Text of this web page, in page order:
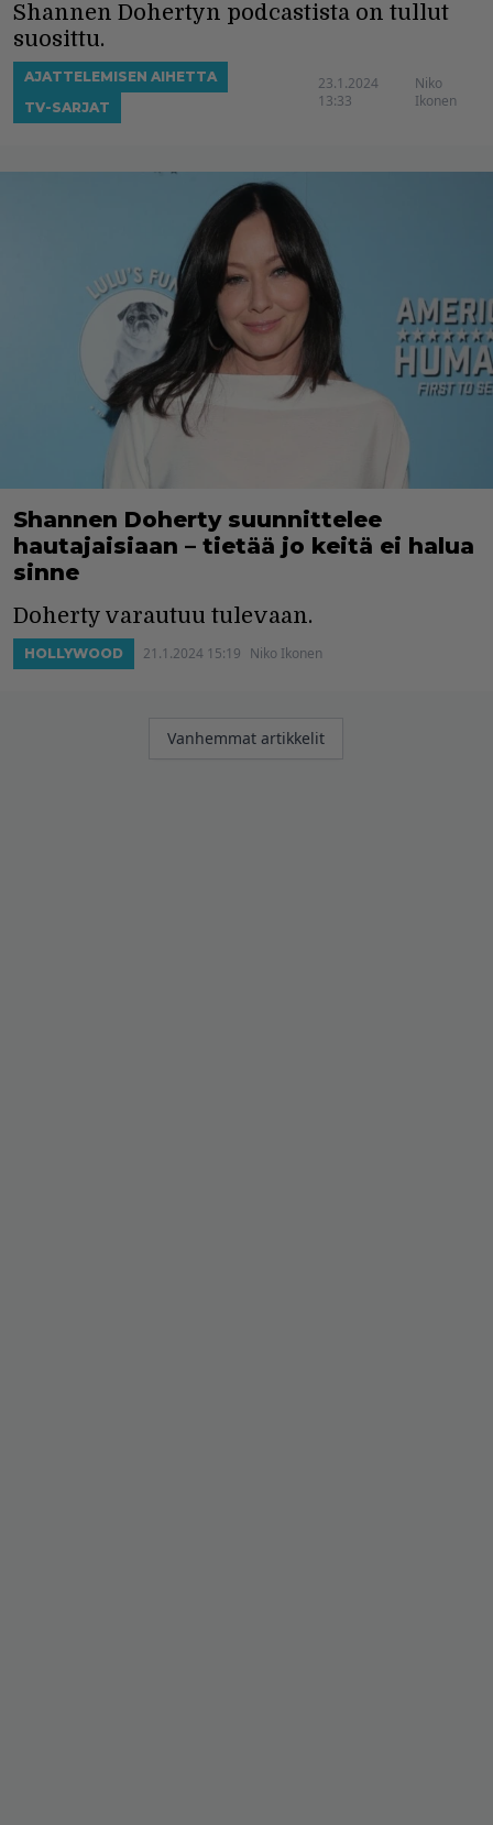
Shannen Dohertyn podcastista on tullut
suosittu.
AJATTELEMISEN AIHETTA
TV-SARJAT
23.1.2024
13:33
Niko
Ikonen
Shannen Doherty suunnittelee
hautajaisiaan – tietää jo keitä ei halua
sinne
Doherty varautuu tulevaan.
HOLLYWOOD 21.1.2024 15:19 Niko Ikonen
Artikkelien
Vanhemmat artikkelit